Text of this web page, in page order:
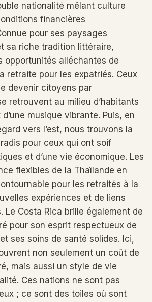
nationalité mêlant culture
financières
pour ses paysages
sa riche tradition littéraire,
opportunités alléchantes de
retraite pour les expatriés. Ceux
devenir citoyens par
retrouvent au milieu d’habitants
musique vibrante. Puis, en
vers l’est, nous trouvons la
pour ceux qui ont soif
et d’une vie économique. Les
flexibles de la Thaïlande en
pour les retraités à la
expériences et de liens
Le Costa Rica brille également de
pour son esprit respectueux de
et ses soins de santé solides. Ici,
non seulement un coût de
mais aussi un style de vie
Ces nations ne sont pas
; ce sont des toiles où sont